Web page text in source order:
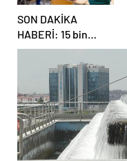
SON DAKİKA
HABERİ: 15 bin
sözleşmeli
öğretmen
atamasında sözlü
sınava hak kazanan
adaylar açıklandı